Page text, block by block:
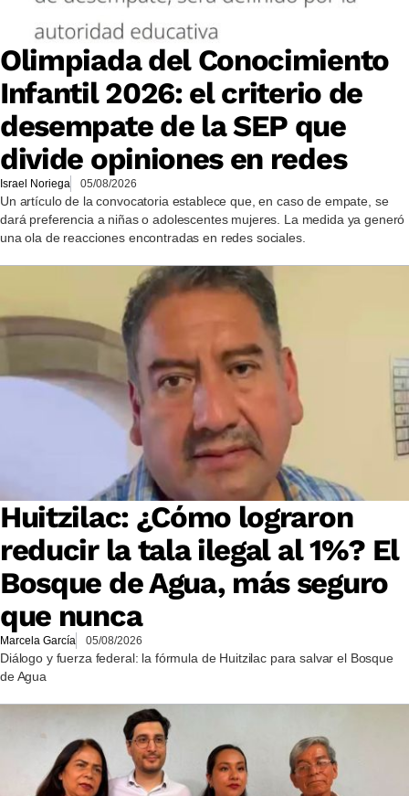
Olimpiada del Conocimiento
Infantil 2026: el criterio de
desempate de la SEP que
divide opiniones en redes
Israel Noriega 05/08/2026
Un artículo de la convocatoria establece que, en caso de empate, se
dará preferencia a niñas o adolescentes mujeres. La medida ya generó
una ola de reacciones encontradas en redes sociales.
Huitzilac: ¿Cómo lograron
reducir la tala ilegal al 1%? El
Bosque de Agua, más seguro
que nunca
Marcela García 05/08/2026
Diálogo y fuerza federal: la fórmula de Huitzilac para salvar el Bosque
de Agua